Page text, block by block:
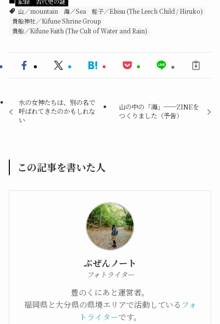
山／mountain
海／Sea
蛭子／Ebisu (The Leech Child / Hiruko)
貴船神社／Kifune Shrine Group
貴船／Kifune Faith (The Cult of Water and Rain)
水の女神たちは、別の名で
呼ばれてきたのかもしれな
い
山の中の「海」──ZINEを
つくりました（予告）
この記事を書いた人
ぶぜんノート
フォトライター
豊のくにあと運営者。
福岡県と大分県の県境エリアで活動している フォ
トライターです。